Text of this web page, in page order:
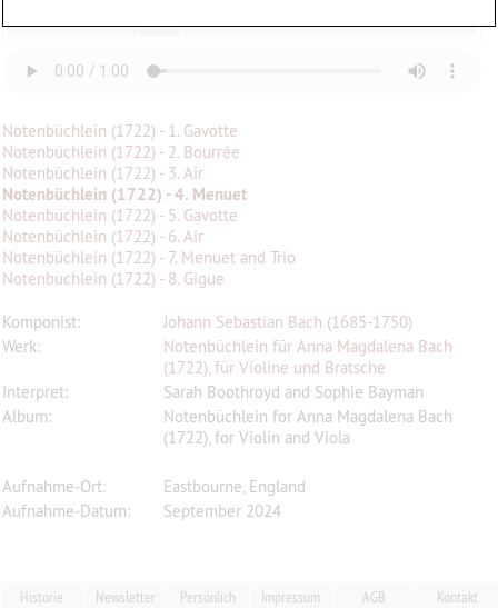
Notenbüchlein (1722) - 1. Gavotte
Notenbüchlein (1722) - 2. Bourrée
Notenbüchlein (1722) - 3. Air
Notenbüchlein (1722) - 4. Menuet
Notenbüchlein (1722) - 5. Gavotte
Notenbüchlein (1722) - 6. Air
Notenbüchlein (1722) - 7. Menuet and Trio
Notenbüchlein (1722) - 8. Gigue
Komponist:
Johann Sebastian Bach (1685-1750)
Werk:
Notenbüchlein für Anna Magdalena Bach
(1722), für Violine und Bratsche
Interpret:
Sarah Boothroyd and Sophie Bayman
Album:
Notenbüchlein for Anna Magdalena Bach
(1722), for Violin and Viola
Aufnahme-Ort:
Eastbourne, England
Aufnahme-Datum:
September 2024
Historie Newsletter Persönlich Impressum AGB Kontakt